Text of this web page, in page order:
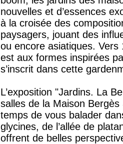
nouvelles et d’essences
à la croisée des
paysagers, jouant des
ou encore asiatiques. Vers
est aux formes inspirées
s’inscrit dans cette
L’exposition "Jardins. La
salles de la Maison
temps de vous balader
glycines, de l’allée de
offrent de belles